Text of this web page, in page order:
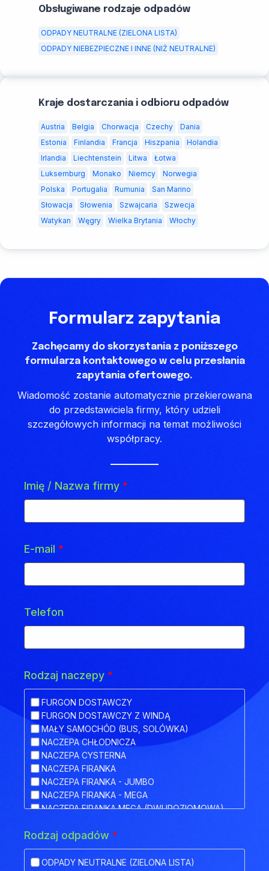
Obsługiwane rodzaje odpadów
ODPADY NEUTRALNE (ZIELONA LISTA)
ODPADY NIEBEZPIECZNE I INNE (NIŻ NEUTRALNE)
Kraje dostarczania i odbioru odpadów
Austria Belgia Chorwacja Czechy
Dania
Estonia
Finlandia Francja Hiszpania
Holandia
Irlandia
Liechtenstein Litwa
Łotwa
Luksemburg
Monako Niemcy
Norwegia
Polska
Portugalia Rumunia
San Marino
Słowacja
Słowenia Szwajcaria
Szwecja
Watykan
Węgry Wielka Brytania Włochy
Formularz zapytania
Zachęcamy do skorzystania z poniższego
formularza kontaktowego w celu przesłania
zapytania ofertowego.
Wiadomość zostanie automatycznie przekierowana
do przedstawiciela firmy, który udzieli
szczegółowych informacji na temat możliwości
współpracy.
Imię / Nazwa firmy *
E-mail *
Telefon
Rodzaj naczepy *
FURGON DOSTAWCZY
FURGON DOSTAWCZY Z WINDĄ
MAŁY SAMOCHÓD (BUS, SOLÓWKA)
NACZEPA CHŁODNICZA
NACZEPA CYSTERNA
NACZEPA FIRANKA
NACZEPA FIRANKA - JUMBO
NACZEPA FIRANKA - MEGA
NACZEPA FIRANKA MEGA (DWUPOZIOMOWA)
NACZEPA HAKOWA Z PRZYCZEPĄ
NACZEPA IZOTERMA
NACZEPA KŁONICOWA
Rodzaj odpadów *
ODPADY NEUTRALNE (ZIELONA LISTA)